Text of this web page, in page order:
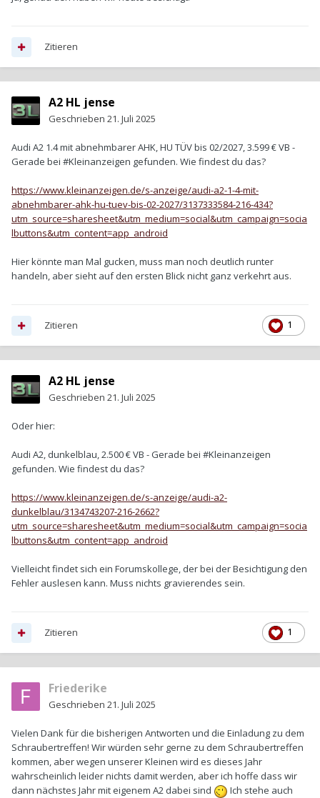
Zitieren
A2 HL jense
Geschrieben 21. Juli 2025
Audi A2 1.4 mit abnehmbarer AHK, HU TÜV bis 02/2027, 3.599 € VB -
Gerade bei #Kleinanzeigen gefunden. Wie findest du das?
https://www.kleinanzeigen.de/s-anzeige/audi-a2-1-4-mit-
abnehmbarer-ahk-hu-tuev-bis-02-2027/3137333584-216-434?
utm_source=sharesheet&utm_medium=social&utm_campaign=socia
lbuttons&utm_content=app_android
Hier könnte man Mal gucken, muss man noch deutlich runter
handeln, aber sieht auf den ersten Blick nicht ganz verkehrt aus.
1
Zitieren
A2 HL jense
Geschrieben 21. Juli 2025
Oder hier:
Audi A2, dunkelblau, 2.500 € VB - Gerade bei #Kleinanzeigen
gefunden. Wie findest du das?
https://www.kleinanzeigen.de/s-anzeige/audi-a2-
dunkelblau/3134743207-216-2662?
utm_source=sharesheet&utm_medium=social&utm_campaign=socia
lbuttons&utm_content=app_android
Vielleicht findet sich ein Forumskollege, der bei der Besichtigung den
Fehler auslesen kann. Muss nichts gravierendes sein.
1
Zitieren
Friederike
Geschrieben 21. Juli 2025
Vielen Dank für die bisherigen Antworten und die Einladung zu dem
Schraubertreffen! Wir würden sehr gerne zu dem Schraubertreffen
kommen, aber wegen unserer Kleinen wird es dieses Jahr
wahrscheinlich leider nichts damit werden, aber ich hoffe dass wir
dann nächstes Jahr mit eigenem A2 dabei sind
Ich stehe auch